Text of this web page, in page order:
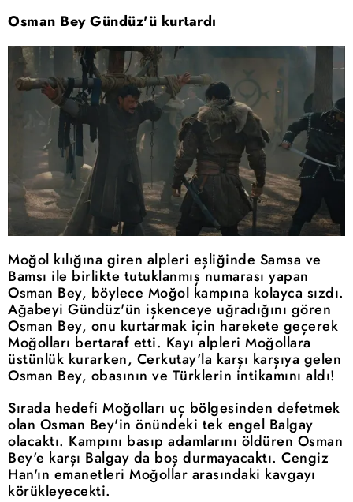
Osman Bey Gündüz'ü kurtardı
Moğol kılığına giren alpleri eşliğinde Samsa ve
Bamsı ile birlikte tutuklanmış numarası yapan
Osman Bey, böylece Moğol kampına kolayca sızdı.
Ağabeyi Gündüz'ün işkenceye uğradığını gören
Osman Bey, onu kurtarmak için harekete geçerek
Moğolları bertaraf etti. Kayı alpleri Moğollara
üstünlük kurarken, Cerkutay'la karşı karşıya gelen
Osman Bey, obasının ve Türklerin intikamını aldı!
Sırada hedefi Moğolları uç bölgesinden defetmek
olan Osman Bey'in önündeki tek engel Balgay
olacaktı. Kampını basıp adamlarını öldüren Osman
Bey'e karşı Balgay da boş durmayacaktı. Cengiz
Han'ın emanetleri Moğollar arasındaki kavgayı
körükleyecekti.